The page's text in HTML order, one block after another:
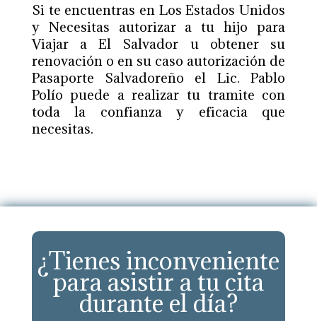
Si te encuentras en Los Estados Unidos
y Necesitas autorizar a tu hijo para
Viajar a El Salvador u obtener su
renovación o en su caso autorización de
Pasaporte Salvadoreño el Lic. Pablo
Polío puede a realizar tu tramite con
toda la confianza y eficacia que
necesitas.
¿Tienes inconveniente
para asistir a tu cita
durante el día?